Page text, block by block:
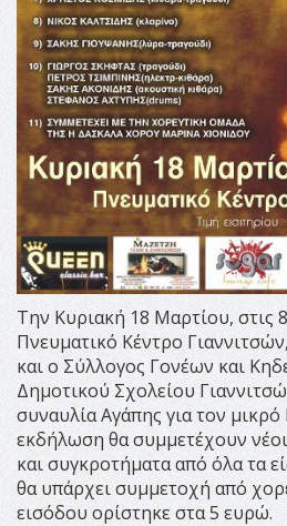
Την Κυριακή 18 Μαρτίου, στις
Πνευματικό Κέντρο
και ο Σύλλογος Γονέων και
Δημοτικού Σχολείου
συναυλία Αγάπης για τον
εκδήλωση θα συμμετέχουν νέοι
και συγκροτήματα από όλα τα
θα υπάρχει συμμετοχή από
εισόδου ορίστηκε στα 5 ευρώ.